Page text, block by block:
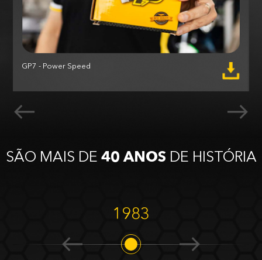
GP7 - Power Speed
SÃO MAIS DE 40 ANOS DE HISTÓRIA
1983